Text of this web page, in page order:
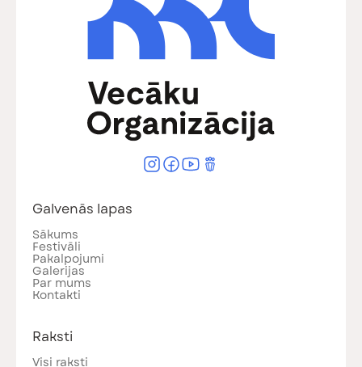
Galvenās lapas
Sākums
Festivāli
Pakalpojumi
Galerijas
Par mums
Kontakti
Raksti
Visi raksti